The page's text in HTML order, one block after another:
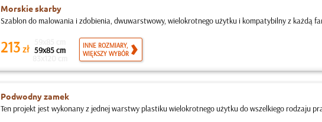
Morskie skarby
Szablon do malowania i zdobienia, dwuwarstwowy, wielokrotnego użytku i kompatybilny z każdą
213zł 59x85 cm
INNE ROZMIARY,
WIĘKSZY WYBÓR
Podwodny zamek
Ten projekt jest wykonany z jednej warstwy plastiku wielokrotnego użytku do wszelkiego rodzaju